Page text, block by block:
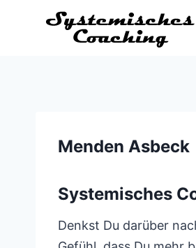
Menden Asbeck
Systemisches
Denkst Du darüber